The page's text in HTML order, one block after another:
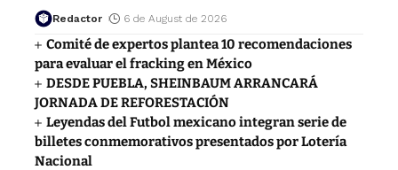
Redactor 6 de August de 2026
Comité de expertos plantea 10 recomendaciones
para evaluar el fracking en México
DESDE PUEBLA, SHEINBAUM ARRANCARÁ
JORNADA DE REFORESTACIÓN
Leyendas del Futbol mexicano integran serie de
billetes conmemorativos presentados por Lotería
Nacional